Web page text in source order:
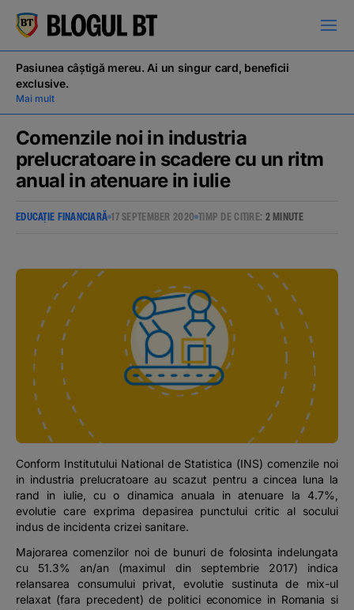
кириллица
Campanii
Educație financiară
BT Pay
Evenimente
Podcast
The MacRO Zone
Banking, pe relaxare
Pasiunea câștigă mereu. Ai un singur card, beneficii
exclusive.
Mai mult
Comenzile noi in industria
prelucratoare in scadere cu un ritm
anual in atenuare in iulie
EDUCAȚIE FINANCIARĂ 17 SEPTEMBER 2020 TIMP DE CITIRE: 2 MINUTE
Conform Institutului National de Statistica (INS) comenzile noi
in industria prelucratoare au scazut pentru a cincea luna la
rand in iulie, cu o dinamica anuala in atenuare la 4.7%,
evolutie care exprima depasirea punctului critic al socului
indus de incidenta crizei sanitare.
Majorarea comenzilor noi de bunuri de folosinta indelungata
cu 51.3% an/an (maximul din septembrie 2017) indica
relansarea consumului privat, evolutie sustinuta de mix-ul
relaxat (fara precedent) de politici economice in Romania si